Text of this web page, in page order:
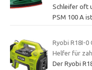
Schleifer oft
PSM 100 A
Ryobi R18I-0
Helfer für
Der Ryobi